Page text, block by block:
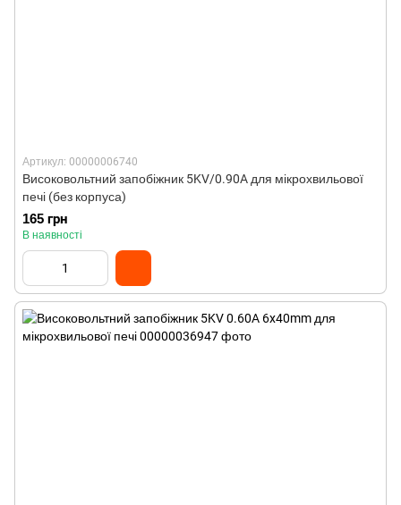
Артикул: 00000006740
Високовольтний запобіжник 5KV/0.90A для мікрохвильової
печі (без корпуса)
165 грн
В наявності